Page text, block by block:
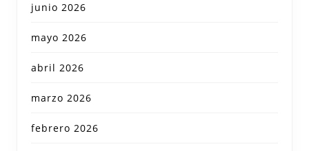
junio 2026
mayo 2026
abril 2026
marzo 2026
febrero 2026